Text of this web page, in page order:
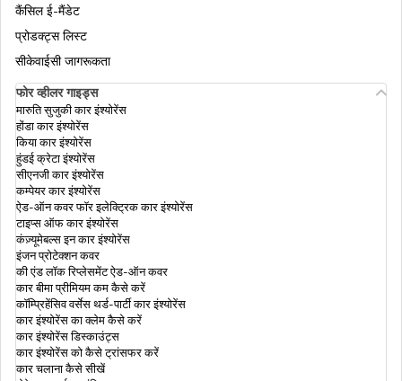
सबसे अच्छी हेल्थ इंश्योरेंस पॉलिसी
डायबिटीज हेल्थ इंश्योरेंस
डे केयर ट्रीटमेंट हेल्थ इंश्योरेंस
कैंसिल ई-मैंडेट
प्रोडक्ट्स लिस्ट
सीकेवाईसी जागरूकता
फोर व्हीलर गाइड्स
मारुति सुजुकी कार इंश्योरेंस
होंडा कार इंश्योरेंस
किया कार इंश्योरेंस
हुंडई क्रेटा इंश्योरेंस
सीएनजी कार इंश्योरेंस
कम्पेयर कार इंश्योरेंस
ऐड-ऑन कवर फॉर इलेक्ट्रिक कार इंश्योरेंस
टाइप्स ऑफ कार इंश्योरेंस
कंज़्यूमेबल्स इन कार इंश्योरेंस
इंजन प्रोटेक्शन कवर
की एंड लॉक रिप्लेसमेंट ऐड-ऑन कवर
कार बीमा प्रीमियम कम कैसे करें
कॉम्प्रिहेंसिव वर्सेस थर्ड-पार्टी कार इंश्योरेंस
कार इंश्योरेंस का क्लेम कैसे करें
कार इंश्योरेंस डिस्काउंट्स
कार इंश्योरेंस को कैसे ट्रांसफर करें
कार चलाना कैसे सीखें